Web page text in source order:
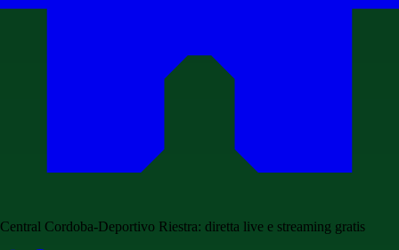
Central Cordoba-Deportivo Riestra: diretta live e streaming gratis